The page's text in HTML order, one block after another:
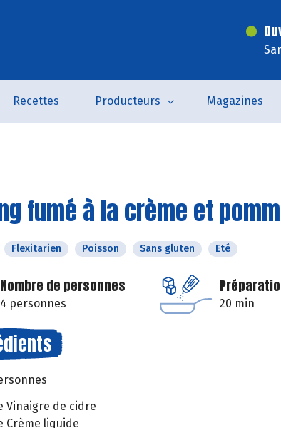
Recettes Producteurs Magazines
fumé à la crème et
Flexitarien Poisson Sans gluten Eté
Nombre de personnes
4 personnes 20 min
Vinaigre de cidre
Crème liquide